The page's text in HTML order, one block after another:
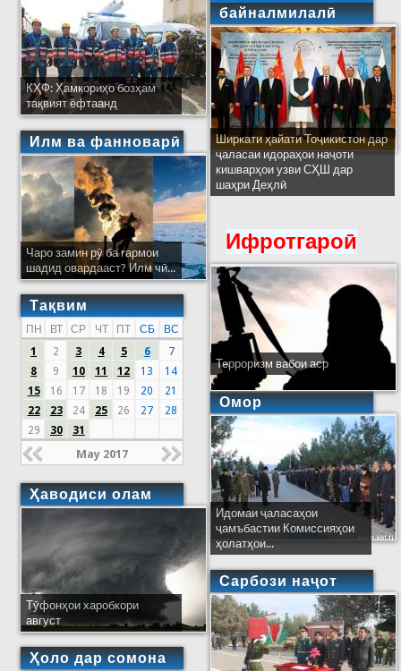
КҲФ: Ҳамкориҳо бозҳам
тақвият ёфтаанд
Илм ва фанноварӣ
Чаро замин рӯ ба гармои
шадид овардааст? Илм чӣ...
Тақвим
ПН ВТ СР ЧТ ПТ СБ
ВС
1
2 3 4 5 6
7
8
9 10 11 12 13
14
15
16 17 18 19 20
21
22
23 24 25 26 27
28
29
30 31
May 2017
Ҳаводиси олам
Тӯфонҳои харобкори
август
Ҳоло дар сомона
байналмилалӣ
Ширкати ҳайати Тоҷикистон дар
ҷаласаи идораҳои наҷоти
кишварҳои узви СҲШ дар
шаҳри Деҳлӣ
Ифротгароӣ
Терроризм вабои аср
Омор
Идомаи ҷаласаҳои
ҷамъбастии Комиссияҳои
ҳолатҳои...
Сарбози наҷот